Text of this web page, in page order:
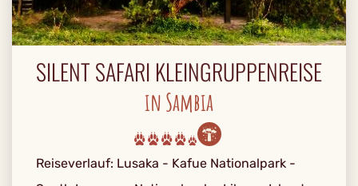
SILENT SAFARI KLEINGRUPPENREISE
in Sambia
Reiseverlauf: Lusaka - Kafue Nationalpark -